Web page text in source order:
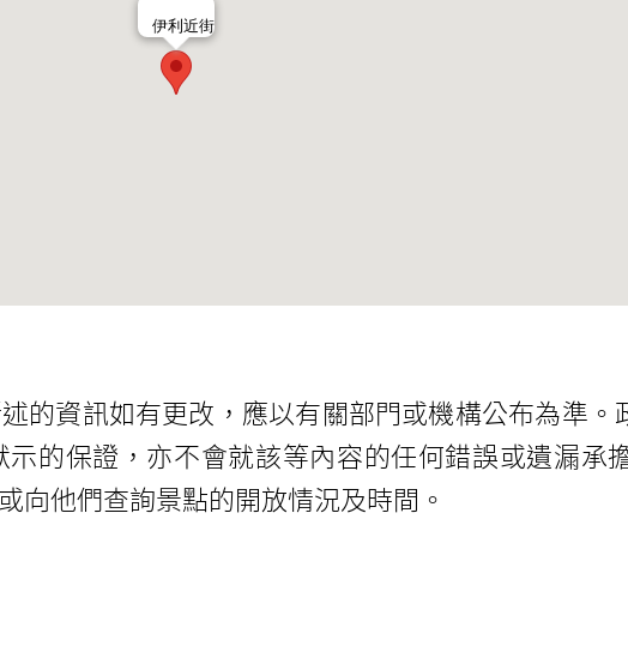
伊利近街
的資訊如有更改，應以有關部門或機構公布為準
的保證，亦不會就該等內容的任何錯誤或遺漏承
向他們查詢景點的開放情況及時間。